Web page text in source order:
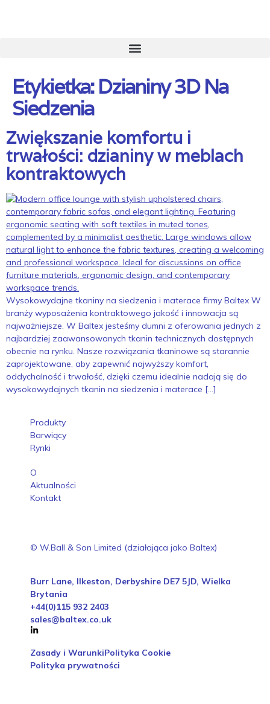
Etykietka:Dzianiny 3D Na
Siedzenia
Zwiększanie komfortu i
trwałości: dzianiny w meblach
kontraktowych
Wysokowydajne tkaniny na siedzenia i materace firmy Baltex W
branży wyposażenia kontraktowego jakość i innowacja są
najważniejsze. W Baltex jesteśmy dumni z oferowania jednych z
najbardziej zaawansowanych tkanin technicznych dostępnych
obecnie na rynku. Nasze rozwiązania tkaninowe są starannie
zaprojektowane, aby zapewnić najwyższy komfort,
oddychalność i trwałość, dzięki czemu idealnie nadają się do
wysokowydajnych tkanin na siedzenia i materace […]
Produkty
Barwiący
Rynki
O
Aktualności
Kontakt
© W.Ball & Son Limited (działająca jako Baltex)
Burr Lane, Ilkeston, Derbyshire DE7 5JD, Wielka
Brytania
+44(0)115 932 2403
sales@baltex.co.uk
Zasady i WarunkiPolityka Cookie
Polityka prywatności